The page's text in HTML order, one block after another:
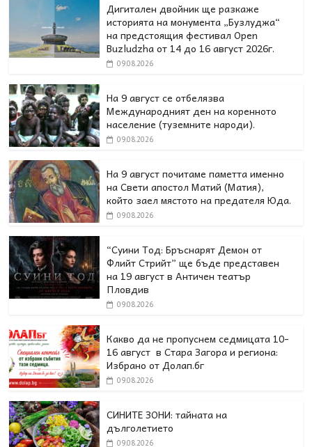
Дигитален двойник ще разкаже
историята на монумента „Бузлуджа“
на предстоящия фестивал Open
Buzludzha от 14 до 16 август 2026г.
09.08.2026
На 9 август се отбелязва
Международният ден на коренното
население (туземните народи).
09.08.2026
На 9 август почитаме паметта именно
на Свети апостол Матий (Матия),
който заел мястото на предателя Юда.
09.08.2026
“Суини Тод: Бръснарят Демон от
Флийт Стрийт” ще бъде представен
на 19 август в Античен театър
Пловдив
09.08.2026
Какво да не пропуснем седмицата 10-
16 август в Стара Загора и региона:
Избрано от Долап.бг
09.08.2026
СИНИТЕ ЗОНИ: тайната на
дълголетието
09.08.2026